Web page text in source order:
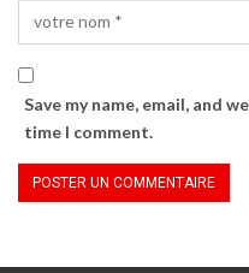
Save my name, email, and
time I comment.